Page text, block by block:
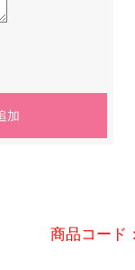
商品コード